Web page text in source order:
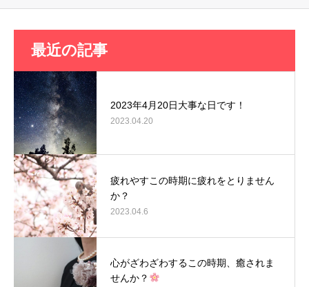
最近の記事
2023年4月20日大事な日です！
2023.04.20
疲れやすこの時期に疲れをとりません
か？
2023.04.6
心がざわざわするこの時期、癒されま
せんか？